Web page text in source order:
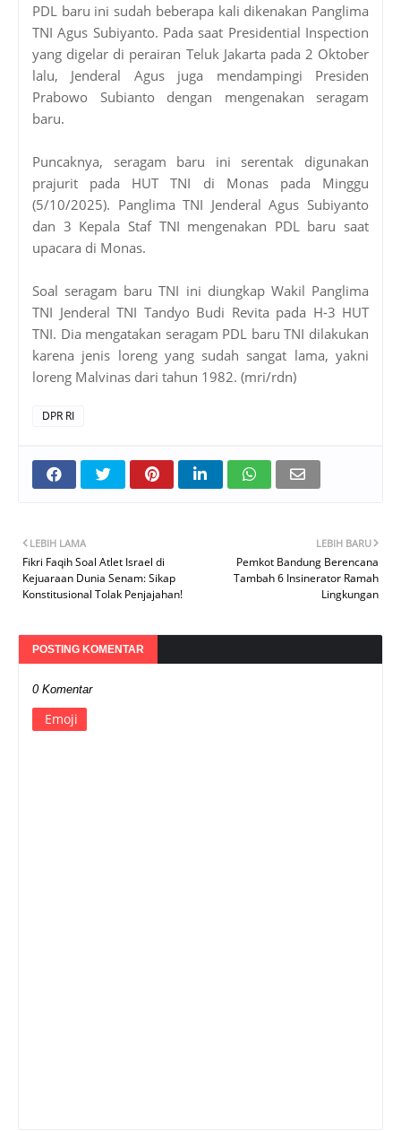
PDL baru ini sudah beberapa kali dikenakan Panglima
TNI Agus Subiyanto. Pada saat Presidential Inspection
yang digelar di perairan Teluk Jakarta pada 2 Oktober
lalu, Jenderal Agus juga mendampingi Presiden
Prabowo Subianto dengan mengenakan seragam
baru.
Puncaknya, seragam baru ini serentak digunakan
prajurit pada HUT TNI di Monas pada Minggu
(5/10/2025). Panglima TNI Jenderal Agus Subiyanto
dan 3 Kepala Staf TNI mengenakan PDL baru saat
upacara di Monas.
Soal seragam baru TNI ini diungkap Wakil Panglima
TNI Jenderal TNI Tandyo Budi Revita pada H-3 HUT
TNI. Dia mengatakan seragam PDL baru TNI dilakukan
karena jenis loreng yang sudah sangat lama, yakni
loreng Malvinas dari tahun 1982. (mri/rdn)
DPR RI
LEBIH BARU
Pemkot Bandung Berencana
Tambah 6 Insinerator Ramah
Lingkungan
LEBIH LAMA
Fikri Faqih Soal Atlet Israel di
Kejuaraan Dunia Senam: Sikap
Konstitusional Tolak Penjajahan!
POSTING KOMENTAR
0 Komentar
Emoji